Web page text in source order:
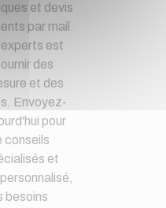
et devis
par mail.
est
des
et des
Envoyez-
pour
conseils
et
besoins